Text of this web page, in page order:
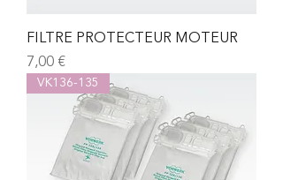
FILTRE PROTECTEUR MOTEUR
Prix
7,00 €
VK136-135